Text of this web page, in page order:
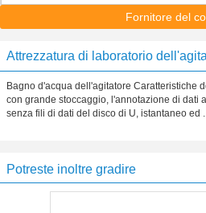
Fornitore del
Attrezzatura di laboratorio
Bagno d'acqua dell'agitatore Caratteristiche
con grande stoccaggio, l'annotazione di dati
senza fili di dati del disco di U, istantaneo ed
Potreste inoltre gradire